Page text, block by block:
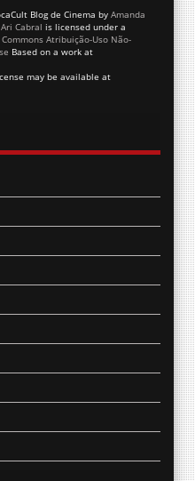
Blog de Cinema by Amanda
Cabral is licensed under a
Atribuição-Uso Não-
Based on a work at
may be available at